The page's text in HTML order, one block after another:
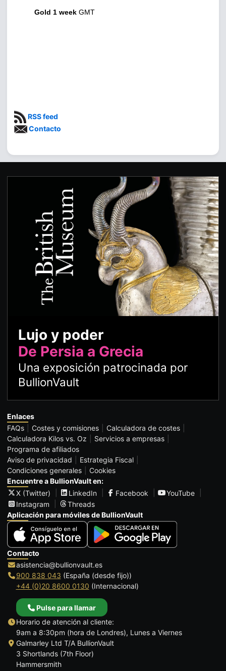
Gold 1 week GMT
RSS feed
Contacto
Lujo y poder
De Persia a Grecia
Una exposición patrocinada por
BullionVault
Enlaces
FAQs
Costes y comisiones
Calculadora de costes
Calculadora Kilos vs. Oz
Servicios a empresas
Programa de afiliados
Aviso de privacidad
Estrategia Fiscal
Condiciones generales
Cookies
Encuentre a BullionVault en:
X (Twitter)
LinkedIn Facebook
YouTube
Instagram
Threads
Aplicación para móviles de BullionVault
Contacto
asistencia@bullionvault.es
900 838 043 (España (desde fijo))
+44 (0)20 8600 0130 (Internacional)
Pulse para llamar
Horario de atención al cliente:
9am a 8:30pm (hora de Londres), Lunes a Viernes
Galmarley Ltd T/A BullionVault
3 Shortlands (7th Floor)
Hammersmith